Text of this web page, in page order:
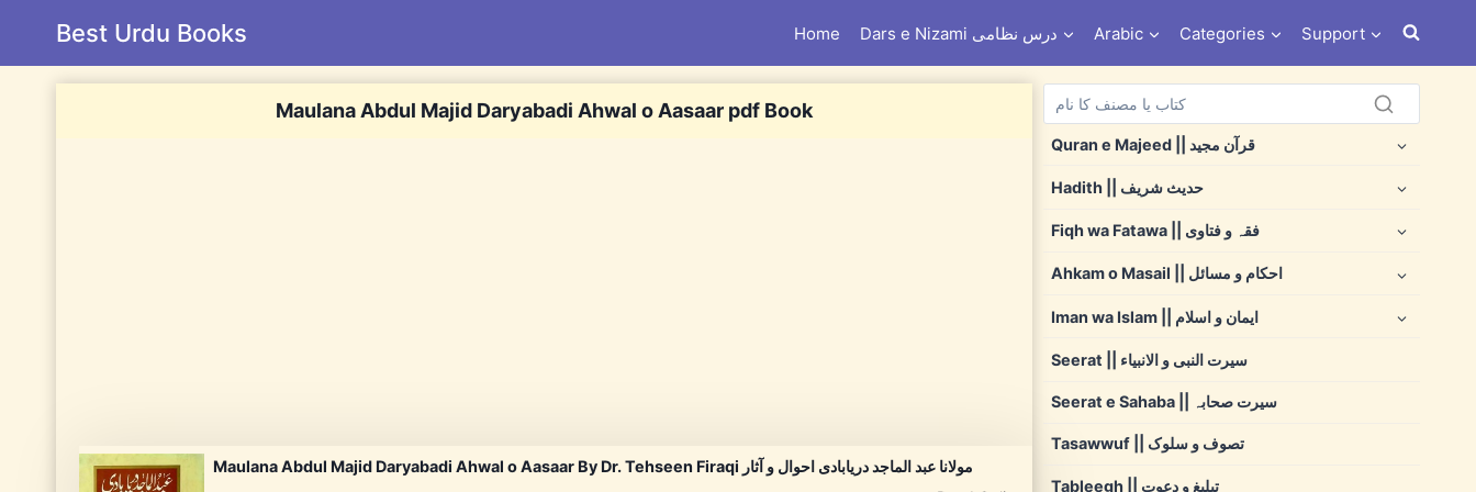
Best Urdu Books Home Dars e Nizami درس نظامی Arabic Categories Support
Maulana Abdul Majid Daryabadi Ahwal o Aasaar pdf Book
Maulana Abdul Majid Daryabadi Ahwal o Aasaar By Dr. Tehseen Firaqi مولانا عبد الماجد دریابادی احوال و آثار
Quran e Majeed || قرآن مجید
Hadith || حدیث شریف
Fiqh wa Fatawa || فقہ و فتاوی
Ahkam o Masail || احکام و مسائل
Iman wa Islam || ایمان و اسلام
Seerat || سیرت النبی و الانبیاء
Seerat e Sahaba || سیرت صحابہ
Tasawwuf || تصوف و سلوک
Tableegh || تبلیغ و دعوت